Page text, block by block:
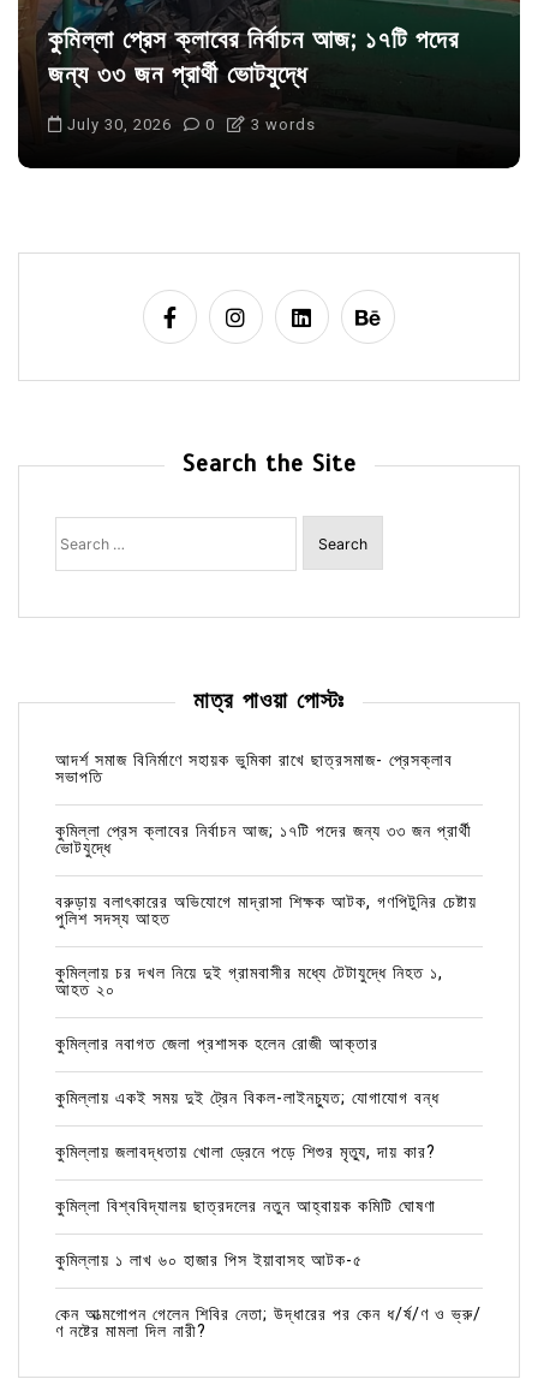
কুমিল্লা প্রেস ক্লাবের নির্বাচন আজ; ১৭টি পদের
জন্য ৩৩ জন প্রার্থী ভোটযুদ্ধে
July 30, 2026 0 3 words
Search the Site
Search
for:
মাত্র পাওয়া পোস্টঃ
আদর্শ সমাজ বিনির্মাণে সহায়ক ভুমিকা রাখে ছাত্রসমাজ- প্রেসক্লাব
সভাপতি
কুমিল্লা প্রেস ক্লাবের নির্বাচন আজ; ১৭টি পদের জন্য ৩৩ জন প্রার্থী
ভোটযুদ্ধে
বরুড়ায় বলাৎকারের অভিযোগে মাদ্রাসা শিক্ষক আটক, গণপিটুনির চেষ্টায়
পুলিশ সদস্য আহত
কুমিল্লায় চর দখল নিয়ে দুই গ্রামবাসীর মধ্যে টেটাযুদ্ধে নিহত ১,
আহত ২০
কুমিল্লার নবাগত জেলা প্রশাসক হলেন রোজী আক্তার
কুমিল্লায় একই সময় দুই ট্রেন বিকল-লাইনচ্যুত; যোগাযোগ বন্ধ
কুমিল্লায় জলাবদ্ধতায় খোলা ড্রেনে পড়ে শিশুর মৃত্যু, দায় কার?
কুমিল্লা বিশ্ববিদ্যালয় ছাত্রদলের নতুন আহ্বায়ক কমিটি ঘোষণা
কুমিল্লায় ১ লাখ ৬০ হাজার পিস ইয়াবাসহ আটক-৫
কেন আত্মগোপন গেলেন শিবির নেতা; উদ্ধারের পর কেন ধ/র্ষ/ণ ও ভ্রু/
ণ নষ্টের মামলা দিল নারী?